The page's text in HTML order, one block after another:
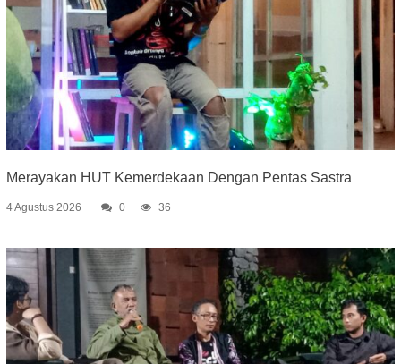
Merayakan HUT Kemerdekaan Dengan Pentas Sastra
4 Agustus 2026 0 36